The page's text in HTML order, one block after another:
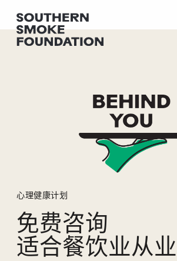
在你身后
心理健康计划
免费咨询
适合餐饮业从业